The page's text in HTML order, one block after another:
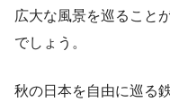
広大な風景を巡ること
でしょう。
秋の日本を自由に巡る